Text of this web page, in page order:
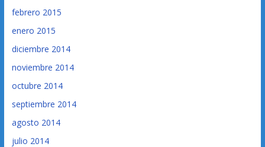
febrero 2015
enero 2015
diciembre 2014
noviembre 2014
octubre 2014
septiembre 2014
agosto 2014
julio 2014